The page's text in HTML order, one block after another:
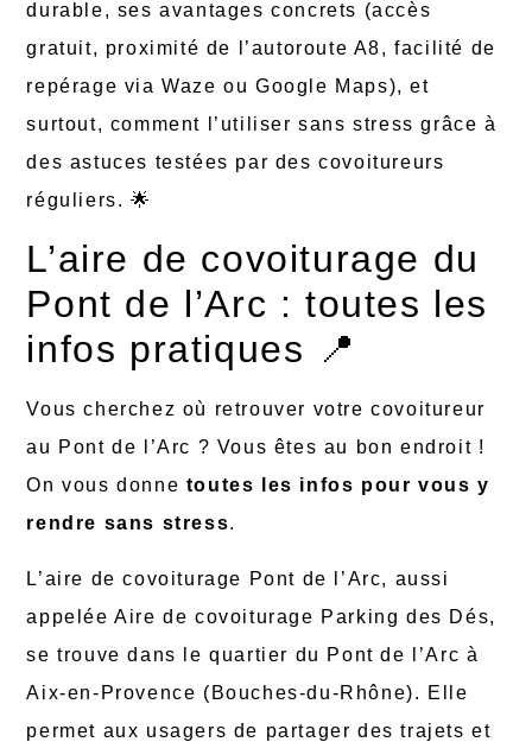
durable, ses avantages concrets (accès
gratuit, proximité de l’autoroute A8, facilité de
repérage via Waze ou Google Maps), et
surtout, comment l’utiliser sans stress grâce à
des astuces testées par des covoitureurs
réguliers. 🌟
L’aire de covoiturage du
Pont de l’Arc : toutes les
infos pratiques 📍
Vous cherchez où retrouver votre covoitureur
au Pont de l’Arc ? Vous êtes au bon endroit !
On vous donne toutes les infos pour vous y
rendre sans stress.
L’aire de covoiturage Pont de l’Arc, aussi
appelée Aire de covoiturage Parking des Dés,
se trouve dans le quartier du Pont de l’Arc à
Aix-en-Provence (Bouches-du-Rhône). Elle
permet aux usagers de partager des trajets et